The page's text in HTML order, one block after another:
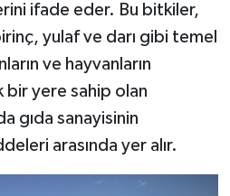
ifade eder. Bu bitkiler,
yulaf ve darı gibi temel
ve hayvanların
bir yere sahip olan
gıda sanayisinin
arasında yer alır.